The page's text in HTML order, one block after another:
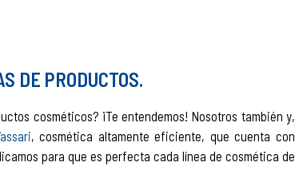
DE PRODUCTOS.
cosméticos? ¡Te entendemos! Nosotros también y,
, cosmética altamente eficiente, que cuenta con
para que es perfecta cada línea de cosmética de